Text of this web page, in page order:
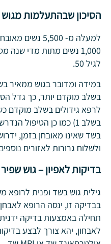
הסיכון שבהתעלמות
למעלה מ-
1,000 נשים מתות מדי
לגיל 50.
במידה ומדובר בגוש ממאיר
בשלב 1) כמו כן הטיפול
בשד שאינו מאובחן בזמן,
ולשלוח גרורות לאזורים
בדיקות לאפיון – גוש
גילית גוש בשד ופנית לרופא
בבדיקה זו, ינסה הרופא לאבחן
תחילה באמצעות בדיקה
לאבחון, יהא צורך לבצע